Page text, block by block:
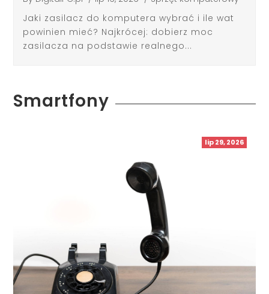
Jaki zasilacz do komputera wybrać i ile wat
powinien mieć? Najkrócej: dobierz moc
zasilacza na podstawie realnego...
Smartfony
lip 29, 2026